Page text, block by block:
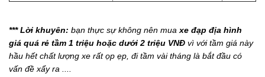
*** Lời khuyên: bạn thực sự không nên muaxe đạp địa hình
giá quá rẻ tầm 1 triệu hoặc dưới 2 triệu VNĐ vì với tầm giá này
hầu hết chất lượng xe rất ọp ẹp, đi tầm vài tháng là bắt đầu có
vấn đề xẩy ra ....